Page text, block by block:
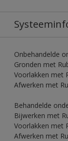
Onbehandelde
Gronden met
Voorlakken met
Afwerken met
Behandelde
Bijwerken met
Voorlakken met
Afwerken met